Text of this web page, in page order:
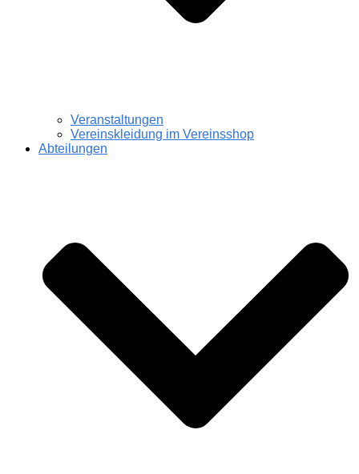
Veranstaltungen
Vereinskleidung im Vereinsshop
Abteilungen